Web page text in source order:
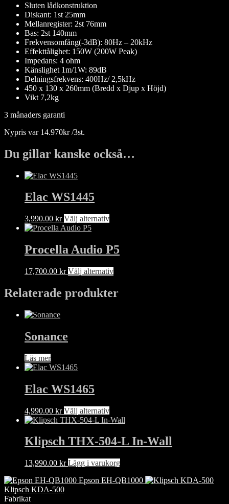
Sluten lådkonstruktion
Diskant: 1st 25mm
Mellanregister: 2st 76mm
Bas: 2st 140mm
Frekvensomfång(-3dB): 80Hz – 20kHz
Effekttålighet: 150W (200W Peak)
Impedans: 4 ohm
Känslighet 1m/1W: 89dB
Delningsfrekvens: 400Hz/ 2,5kHz
450 x 130 x 260mm (Bredd x Djup x Höjd)
Vikt 7,2kg
3 månaders garanti
Nypris var 14.970kr /3st.
Du gillar kanske också…
Elac WS1445
3,990.00 kr Välj alternativDen
har
flera
De
alternativen
Procella Audio P5
17,700.00 kr Välj alternativDen
har
Relaterade produkter
Sonance
Läs mer
Elac WS1465
4,990.00 kr Välj alternativDen
här
har
flera
De
alternativen
Klipsch THX-504-L In-Wall
13,990.00 kr Lägg i varukorg
Epson EH-QB1000
Klipsch KDA-500
Fabrikat